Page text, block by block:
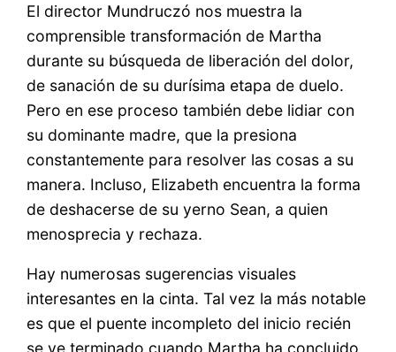
El director Mundruczó nos muestra la
comprensible transformación de Martha
durante su búsqueda de liberación del dolor,
de sanación de su durísima etapa de duelo.
Pero en ese proceso también debe lidiar con
su dominante madre, que la presiona
constantemente para resolver las cosas a su
manera. Incluso, Elizabeth encuentra la forma
de deshacerse de su yerno Sean, a quien
menosprecia y rechaza.
Hay numerosas sugerencias visuales
interesantes en la cinta. Tal vez la más notable
es que el puente incompleto del inicio recién